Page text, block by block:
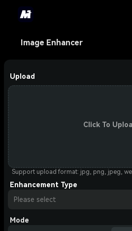
Image Enhancer
Upload
Click To
Support upload format: jpg, png, jpeg,
Enhancement Type
Please select
Mode